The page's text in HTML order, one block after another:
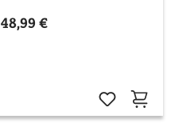
48,99 €